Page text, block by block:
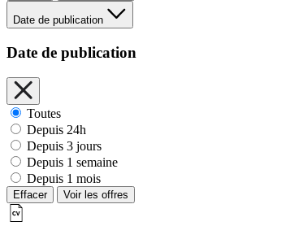
Date de publication
Date de publication
Toutes
Depuis 24h
Depuis 3 jours
Depuis 1 semaine
Depuis 1 mois
Effacer Voir les offres